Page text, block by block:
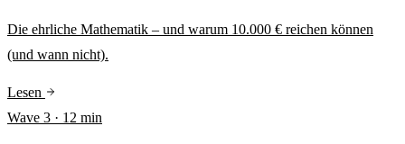
Die ehrliche Mathematik – und warum 10.000 € reichen können
(und wann nicht).
Lesen
Wave 3 · 12 min